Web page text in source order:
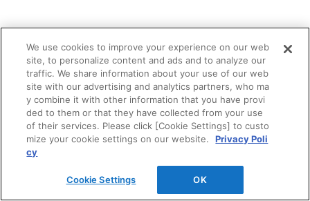
Webカタログの閲覧・請求は、下記のボタンか
らご依頼いただけます。
Webカタログの閲覧・請求
We use cookies to improve your experience on our web
site, to personalize content and ads and to analyze our
traffic. We share information about your use of our web
site with our advertising and analytics partners, who ma
y combine it with other information that you have provi
ded to them or that they have collected from your use
of their services. Please click [Cookie Settings] to custo
mize your cookie settings on our website.
Privacy Poli
cy
Cookie Settings OK